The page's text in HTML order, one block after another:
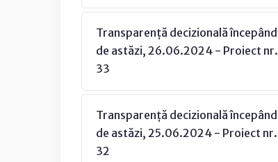
Transparență decizională începând
de astăzi, 26.06.2024 - Proiect nr.
33
Transparență decizională începând
de astăzi, 25.06.2024 - Proiect nr.
32